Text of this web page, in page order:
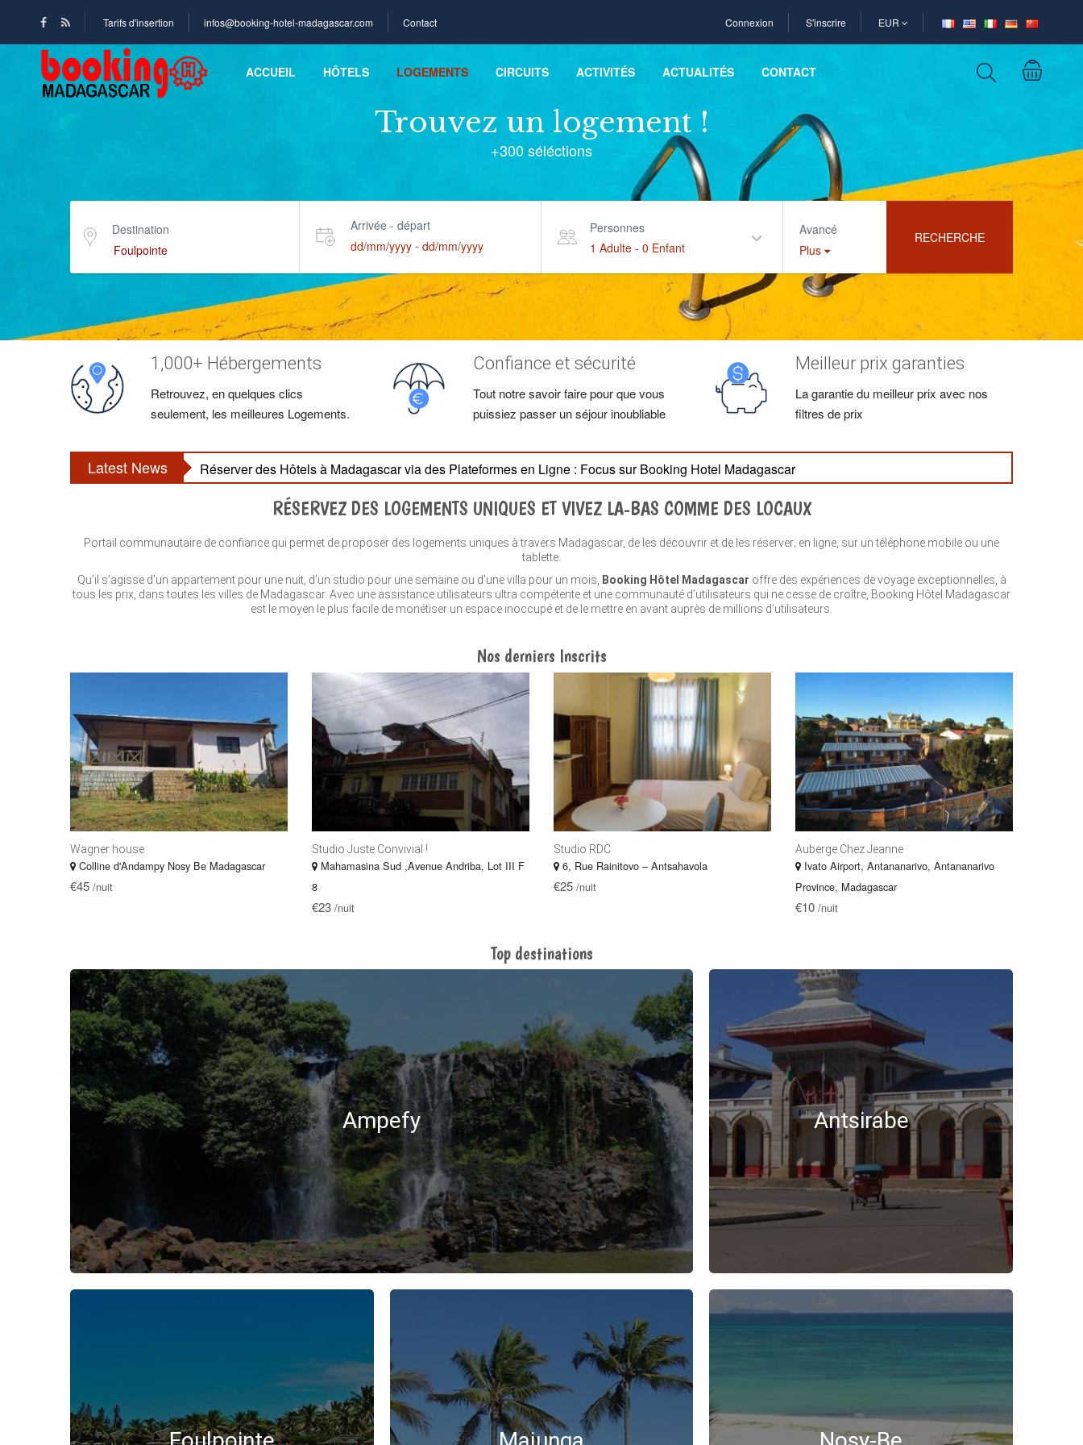
Tarifs d'insertion infos@booking-hotel-madagascar.com Contact Connexion S'inscrire EUR
ACCUEIL HÔTELS LOGEMENTS CIRCUITS ACTIVITÉS ACTUALITÉS CONTACT
Trouvez un logement !
+300 séléctions
Destination
Arrivée - départ
dd/mm/yyyy - dd/mm/yyyy
Personnes
1 Adulte - 0 Enfant
Avancé
Plus
RECHERCHE
1,000+ Hébergements
Retrouvez, en quelques clics
seulement, les meilleures Logements.
Confiance et sécurité
Tout notre savoir faire pour que vous
puissiez passer un séjour inoubliable
Meilleur prix garanties
La garantie du meilleur prix avec nos
filtres de prix
Latest News Réserver des Hôtels à Madagascar via des Plateformes en Ligne : Focus sur Booking Hotel Madagascar
RÉSERVEZ DES LOGEMENTS UNIQUES ET VIVEZ LA-BAS COMME DES LOCAUX
Portail communautaire de confiance qui permet de proposer des logements uniques à travers Madagascar, de les découvrir et de les réserver; en ligne, sur un téléphone mobile ou une
tablette.
Qu’il s’agisse d’un appartement pour une nuit, d’un studio pour une semaine ou d’une villa pour un mois, Booking Hôtel Madagascar offre des expériences de voyage exceptionnelles, à
tous les prix, dans toutes les villes de Madagascar. Avec une assistance utilisateurs ultra compétente et une communauté d’utilisateurs qui ne cesse de croître, Booking Hôtel Madagascar
est le moyen le plus facile de monétiser un espace inoccupé et de le mettre en avant auprès de millions d’utilisateurs.
Nos derniers Inscrits
Wagner house
Colline d'Andampy Nosy Be Madagascar
€45 /nuit
Studio Juste Convivial !
Mahamasina Sud ,Avenue Andriba, Lot III F
8
€23 /nuit
Studio RDC
6, Rue Rainitovo – Antsahavola
€25 /nuit
Auberge Chez Jeanne
Ivato Airport, Antananarivo, Antananarivo
Province, Madagascar
€10 /nuit
Top destinations
Ampefy Antsirabe